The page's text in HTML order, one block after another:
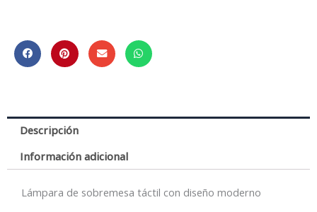
Descripción
Información adicional
Lámpara de sobremesa táctil con diseño moderno